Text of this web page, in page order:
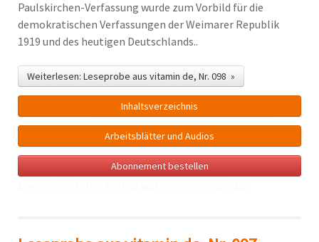
Paulskirchen-Verfassung wurde zum Vorbild für die
demokratischen Verfassungen der Weimarer Republik
1919 und des heutigen Deutschlands..
Weiterlesen: Leseprobe aus vitamin de, Nr. 098 »
Inhalts­verzeichnis
Arbeitsblätter und Audios
Abonnement bestellen